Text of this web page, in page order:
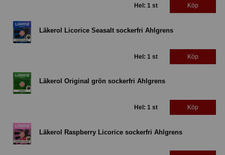
Hel: 1 st Köp
Läkerol Licorice Seasalt sockerfri Ahlgrens
Hel: 1 st Köp
Läkerol Original grön sockerfri Ahlgrens
Hel: 1 st Köp
Läkerol Raspberry Licorice sockerfri Ahlgrens